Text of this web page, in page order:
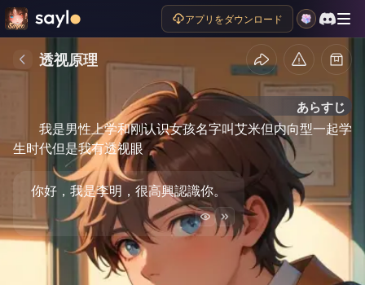
アプリをダウンロード
透视原理
あらすじ
我是男性上学和刚认识女孩名字叫艾米但内向型一起学
生时代但是我有透视眼
你好，我是李明，很高興認識你。